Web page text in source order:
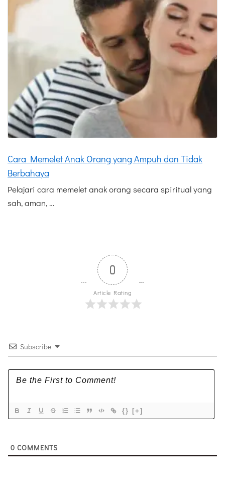
Cara Memelet Anak Orang yang Ampuh dan Tidak
Berbahaya
Pelajari cara memelet anak orang secara spiritual yang
sah, aman, …
0
Article Rating
Subscribe
{} [+]
0 COMMENTS